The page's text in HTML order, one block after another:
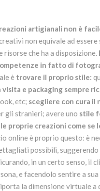
artigianali non è
non equivale ad
risorse che ha a disposizione.
in fatto di
è trovare il proprio stile:
e packaging sempre
etc; scegliere con cura il
gli stranieri; avere uno stile
proprie creazioni come
online è proprio questo: è
possibili,
in un certo senso, il
e facendolo sentire a
la dimensione virtuale a